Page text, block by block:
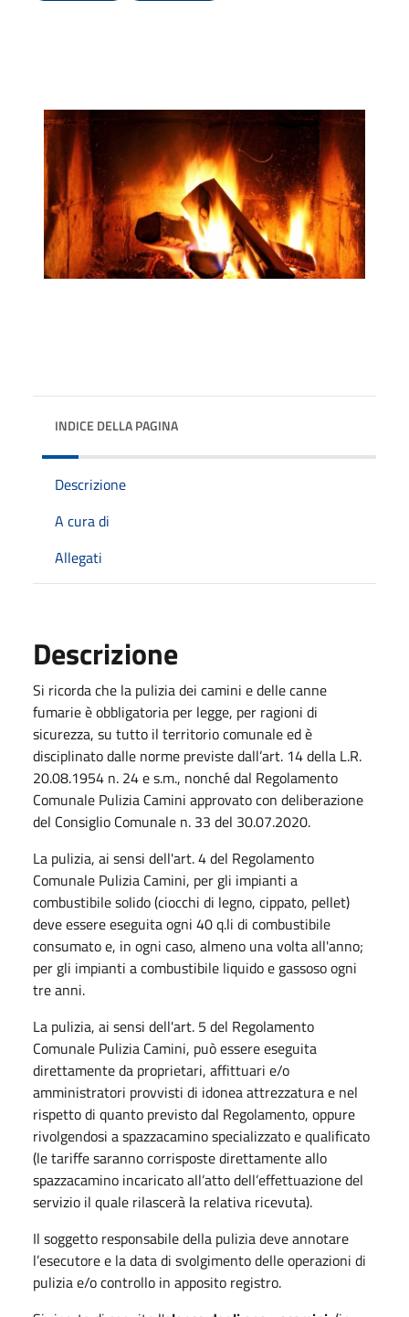
INDICE DELLA PAGINA
Descrizione
A cura di
Allegati
Descrizione
Si ricorda che la pulizia dei camini e delle canne
fumarie è obbligatoria per legge, per ragioni di
sicurezza, su tutto il territorio comunale ed è
disciplinato dalle norme previste dall’art. 14 della L.R.
20.08.1954 n. 24 e s.m., nonché dal Regolamento
Comunale Pulizia Camini approvato con deliberazione
del Consiglio Comunale n. 33 del 30.07.2020.
La pulizia, ai sensi dell'art. 4 del Regolamento
Comunale Pulizia Camini, per gli impianti a
combustibile solido (ciocchi di legno, cippato, pellet)
deve essere eseguita ogni 40 q.li di combustibile
consumato e, in ogni caso, almeno una volta all'anno;
per gli impianti a combustibile liquido e gassoso ogni
tre anni.
La pulizia, ai sensi dell'art. 5 del Regolamento
Comunale Pulizia Camini, può essere eseguita
direttamente da proprietari, affittuari e/o
amministratori provvisti di idonea attrezzatura e nel
rispetto di quanto previsto dal Regolamento, oppure
rivolgendosi a spazzacamino specializzato e qualificato
(le tariffe saranno corrisposte direttamente allo
spazzacamino incaricato all’atto dell’effettuazione del
servizio il quale rilascerà la relativa ricevuta).
Il soggetto responsabile della pulizia deve annotare
l’esecutore e la data di svolgimento delle operazioni di
pulizia e/o controllo in apposito registro.